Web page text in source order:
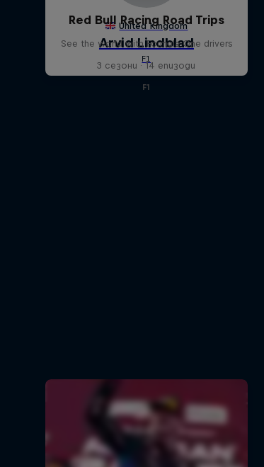
Red Bull Racing Road Trips
See the world with Formula One drivers
3 сезони · 14 епизоди
F1